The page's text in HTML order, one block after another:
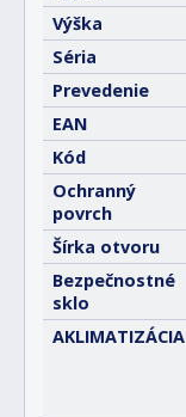
Výška
Séria
Prevedenie
EAN
Kód
Ochranný
povrch
Šírka otvoru
Bezpečnostné
sklo
AKLIMATIZÁCIA